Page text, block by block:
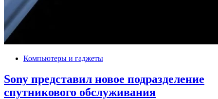
Компьютеры и гаджеты
Sony представил новое подразделение
спутникового обслуживания